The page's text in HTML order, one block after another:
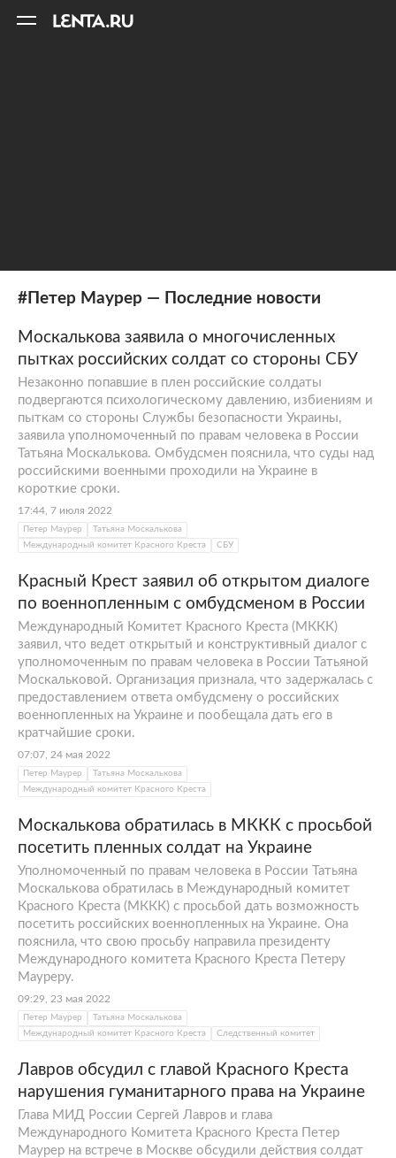
#Петер Маурер — Последние новости
Москалькова заявила о многочисленных
пытках российских солдат со стороны СБУ
Незаконно попавшие в плен российские солдаты
подвергаются психологическому давлению, избиениям и
пыткам со стороны Службы безопасности Украины,
заявила уполномоченный по правам человека в России
Татьяна Москалькова. Омбудсмен пояснила, что суды над
российскими военными проходили на Украине в
короткие сроки.
17:44, 7 июля 2022
Петер Маурер
Татьяна Москалькова
Международный комитет Красного Креста
СБУ
Красный Крест заявил об открытом диалоге
по военнопленным с омбудсменом в России
Международный Комитет Красного Креста (МККК)
заявил, что ведет открытый и конструктивный диалог с
уполномоченным по правам человека в России Татьяной
Москальковой. Организация признала, что задержалась с
предоставлением ответа омбудсмену о российских
военнопленных на Украине и пообещала дать его в
кратчайшие сроки.
07:07, 24 мая 2022
Петер Маурер
Татьяна Москалькова
Международный комитет Красного Креста
Москалькова обратилась в МККК с просьбой
посетить пленных солдат на Украине
Уполномоченный по правам человека в России Татьяна
Москалькова обратилась в Международный комитет
Красного Креста (МККК) с просьбой дать возможность
посетить российских военнопленных на Украине. Она
пояснила, что свою просьбу направила президенту
Международного комитета Красного Креста Петеру
Мауреру.
09:29, 23 мая 2022
Петер Маурер
Татьяна Москалькова
Международный комитет Красного Креста
Следственный комитет
Лавров обсудил с главой Красного Креста
нарушения гуманитарного права на Украине
Глава МИД России Сергей Лавров и глава
Международного Комитета Красного Креста Петер
Маурер на встрече в Москве обсудили действия солдат